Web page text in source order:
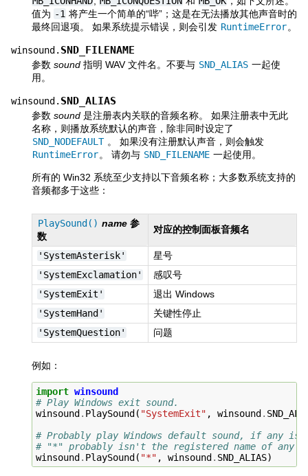
值为 -1 将产生一个简单的“哔”；这是在无法播放其他声音时的
最终回退项。 如果系统提示错误，则会引发 RuntimeError。
winsound. SND_FILENAME
参数 sound 指明 WAV 文件名。不要与 SND_ALIAS 一起使
用。
winsound. SND_ALIAS
参数 sound 是注册表内关联的音频名称。 如果注册表中无此
名称，则播放系统默认的声音，除非同时设定了
SND_NODEFAULT 。 如果没有注册默认声音，则会触发
RuntimeError。 请勿与 SND_FILENAME 一起使用。
所有的 Win32 系统至少支持以下音频名称；大多数系统支持的
音频都多于这些：
PlaySound() name 参
数
对应的控制面板音频名
'SystemAsterisk'
星号
'SystemExclamation'
感叹号
'SystemExit'
退出 Windows
'SystemHand'
关键性停止
'SystemQuestion'
问题
例如：
import winsound
# Play Windows exit sound.
winsound. PlaySound( "SystemExit" , winsound.
# Probably play Windows default sound, if any is
# "*" probably isn't the registered name of any
winsound. PlaySound( "*" , winsound. SND_ALIAS)